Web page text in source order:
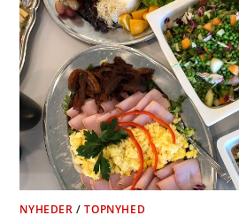
NYHEDER /TOPNYHED